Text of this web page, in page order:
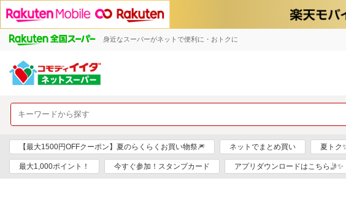
身近なスーパーがネットで便利に・おトクに
【最大1500円OFFクーポン】夏のらくらくお買い物祭🎆 ネットでまとめ買い 夏トク
最大1,000ポイント！ 今すぐ参加！スタンプカード アプリダウンロードはこちら🤳✨